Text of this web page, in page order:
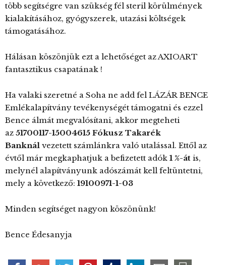
több segítségre van szükség fél steril körülmények
kialakításához, gyógyszerek, utazási költségek
támogatásához.
Hálásan köszönjük ezt a lehetőséget az AXIOART
fantasztikus csapatának !
Ha valaki szeretné a Soha ne add fel LÁZÁR BENCE
Emlékalapítvány tevékenységét támogatni és ezzel
Bence álmát megvalósítani, akkor megteheti
az 51700117-15004615 Fókusz Takarék
Banknál vezetett számlánkra való utalással. Ettől az
évtől már megkaphatjuk a befizetett adók 1 %-át is,
melynél alapítványunk adószámát kell feltüntetni,
mely a következő: 19100971-1-03
Minden segítséget nagyon köszönünk!
Bence Édesanyja